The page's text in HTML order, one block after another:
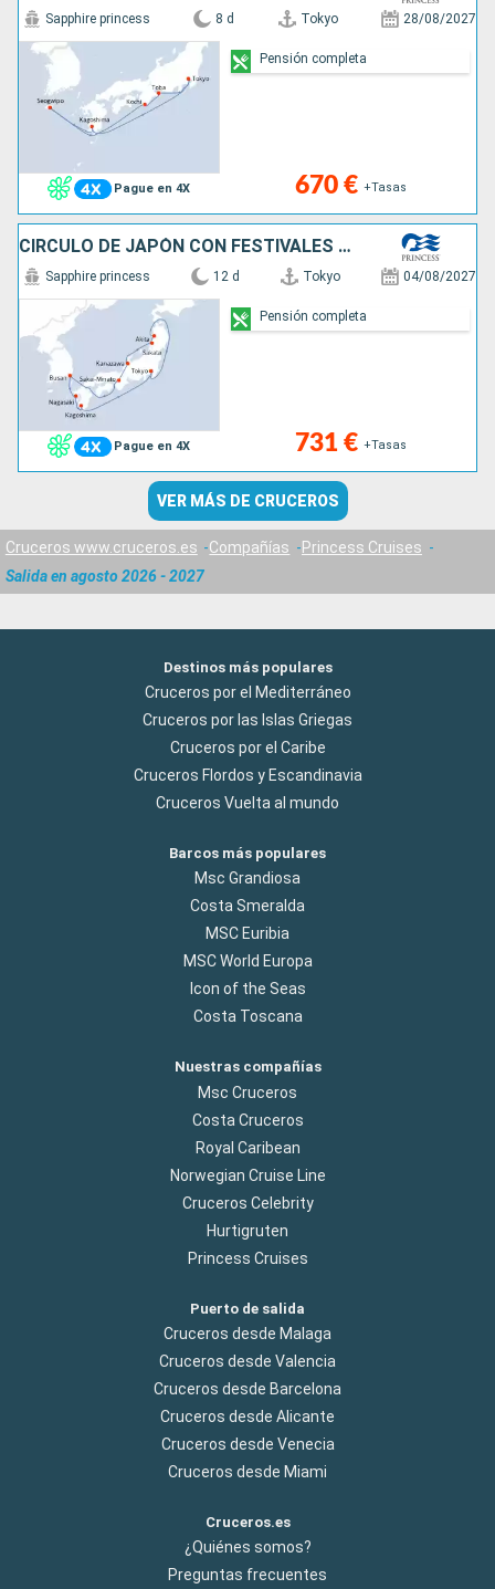
Pague en 4X
Sapphire princess 8 d Tokyo 28/08/2027
670 € +Tasas
Pensión completa
CÍRCULO DE JAPÓN CON FESTIVALES DE VERAN
Pague en 4X
Sapphire princess 12 d Tokyo 04/08/2027
731 € +Tasas
Pensión completa
VER MÁS DE CRUCEROS
Cruceros www.cruceros.es Compañías
Princess Cruises
Salida en agosto 2026 - 2027
Destinos más populares
Cruceros por el Mediterráneo
Cruceros por las Islas Griegas
Cruceros por el Caribe
Cruceros Flordos y Escandinavia
Cruceros Vuelta al mundo
Barcos más populares
Msc Grandiosa
Costa Smeralda
MSC Euribia
MSC World Europa
Icon of the Seas
Costa Toscana
Nuestras compañías
Msc Cruceros
Costa Cruceros
Royal Caribean
Norwegian Cruise Line
Cruceros Celebrity
Hurtigruten
Princess Cruises
Puerto de salida
Cruceros desde Malaga
Cruceros desde Valencia
Cruceros desde Barcelona
Cruceros desde Alicante
Cruceros desde Venecia
Cruceros desde Miami
Cruceros.es
¿Quiénes somos?
Preguntas frecuentes